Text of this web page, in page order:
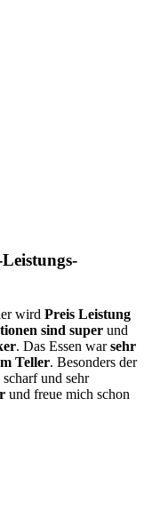
wird Preis Leistung
sind super und
. Das Essen warsehr
Teller. Besonders der
und sehr
und freue mich schon